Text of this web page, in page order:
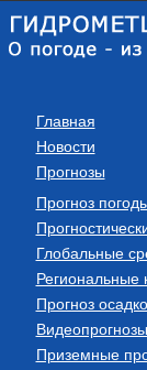
Главная
Новости
Прогнозы
Прогноз
Глобальные
Региональные
Прогноз
Видеопрогнозы
Приземные